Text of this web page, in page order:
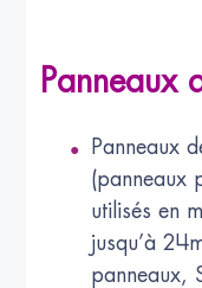
Panneaux
Panneaux
(panneaux
utilisés en
jusqu’à
panneaux,